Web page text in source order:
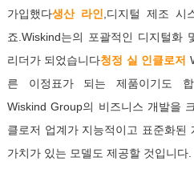
해
이
벤
트
에
게
연
가입했다생산 라인
디지털 제조 시
죠.Wiskind는의 포괄적인 디지털화
리더가 되었습니다청정 실 인클로저
른 이정표가 되는 제품이기도 합
Wiskind Group의 비즈니스 개발을
클로저 업계가 지능적이고 표준화된
가치가 있는 모델도 제공할 것입니다.